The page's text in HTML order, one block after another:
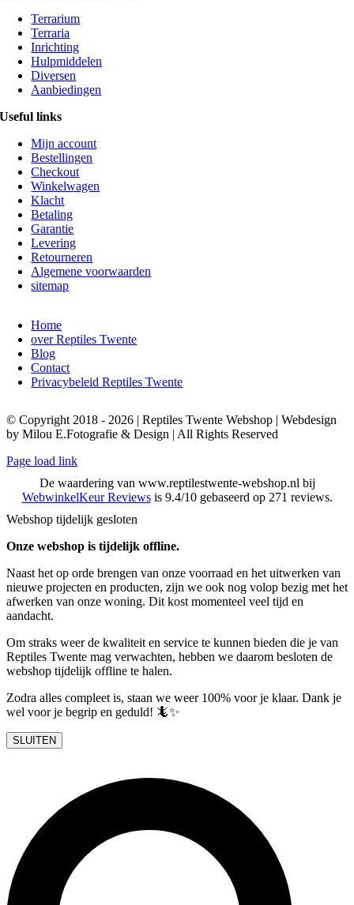
Terrarium
Terraria
Inrichting
Hulpmiddelen
Diversen
Aanbiedingen
Useful links
Mijn account
Bestellingen
Checkout
Winkelwagen
Klacht
Betaling
Garantie
Levering
Retourneren
Algemene voorwaarden
sitemap
Home
over Reptiles Twente
Blog
Contact
Privacybeleid Reptiles Twente
© Copyright 2018 - 2026 | Reptiles Twente Webshop | Webdesign
by Milou E.Fotografie & Design | All Rights Reserved
Page load link
De waardering van www.reptilestwente-webshop.nl bij
WebwinkelKeur Reviewsis 9.4/10 gebaseerd op 271 reviews.
Webshop tijdelijk gesloten
Onze webshop is tijdelijk offline.
Naast het op orde brengen van onze voorraad en het uitwerken van
nieuwe projecten en producten, zijn we ook nog volop bezig met het
afwerken van onze woning. Dit kost momenteel veel tijd en
aandacht.
Om straks weer de kwaliteit en service te kunnen bieden die je van
Reptiles Twente mag verwachten, hebben we daarom besloten de
webshop tijdelijk offline te halen.
Zodra alles compleet is, staan we weer 100% voor je klaar. Dank je
wel voor je begrip en geduld! 🦎✨
SLUITEN